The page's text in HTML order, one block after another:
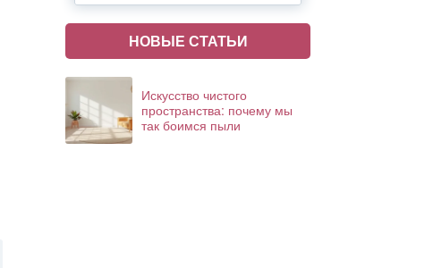
НОВЫЕ СТАТЬИ
Искусство чистого
пространства: почему мы
так боимся пыли